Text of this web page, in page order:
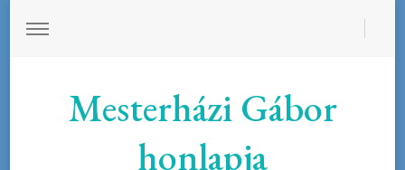
Mesterházi Gábor
honlapja